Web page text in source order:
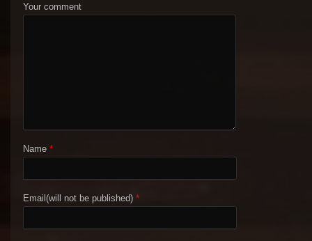
Your comment
Name *
Email(will not be published) *